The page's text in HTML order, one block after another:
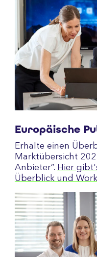
Europäische
Erhalte einen
Marktübersicht
Anbieter”. Hier
Überblick und